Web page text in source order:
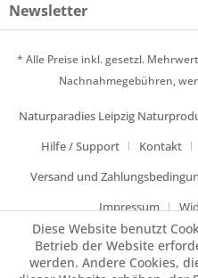
Newsletter
* Alle Preise inkl. gesetzl.
Nachnahmegebühren,
Naturparadies Leipzig
Hilfe / Support
Kontakt
Versand und
Impressum
Diese Website benutzt
Betrieb der Website
werden. Andere Cookies,